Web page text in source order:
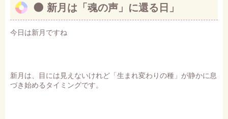
🌑 新月は「魂の声」に還る日」
今日は新月ですね
新月は、目には見えないけれど「生まれ変わりの種」が静かに息
づき始めるタイミングです。